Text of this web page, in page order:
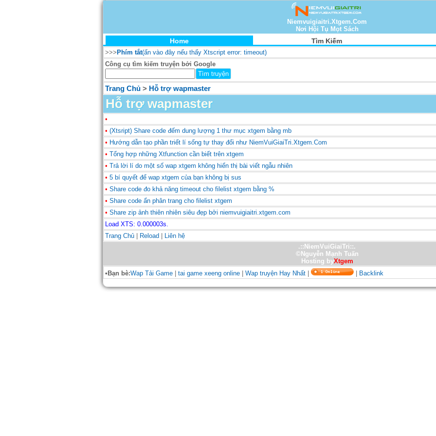
Niemvuigiaitri.Xtgem.Com
Nơi Hội Tụ Mọt Sách
Home Tìm Kiếm
>>>Phím tắt(ấn vào đây nếu thấy Xtscript error: timeout)
Công cụ tìm kiếm truyện bởi Google
Trang Chủ > Hỗ trợ wapmaster
Hỗ trợ wapmaster
•
• (Xtsript) Share code đếm dung lượng 1 thư mục xtgem bằng mb
• Hướng dẫn tạo phần triết lí sống tự thay đổi như NiemVuiGiaiTri.Xtgem.Com
• Tổng hợp những Xtfunction cần biết trên xtgem
• Trả lời lí do một số wap xtgem không hiển thị bài viết ngẫu nhiên
• 5 bí quyết để wap xtgem của bạn không bị sus
• Share code đo khả năng timeout cho filelist xtgem bằng %
• Share code ẩn phân trang cho filelist xtgem
• Share zip ảnh thiên nhiên siêu đẹp bởi niemvuigiaitri.xtgem.com
Load XTS: 0.000003s.
Trang Chủ | Reload | Liên hệ
.::NiemVuiGiaiTri::.
©Nguyễn Mạnh Tuấn
Hosting byXtgem
•Bạn bè:Wap Tải Game | tai game xeeng online | Wap truyện Hay Nhất | | Backlink